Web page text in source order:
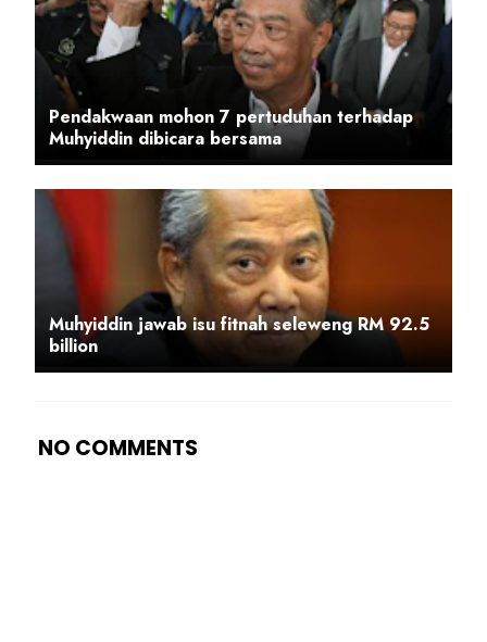
Pendakwaan mohon 7 pertuduhan terhadap
Muhyiddin dibicara bersama
Muhyiddin jawab isu fitnah seleweng RM 92.5
billion
NO COMMENTS